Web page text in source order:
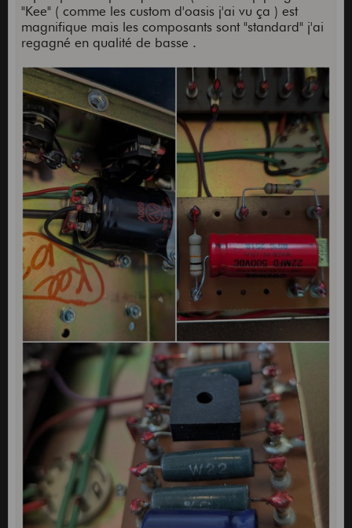
"Kee" ( comme les custom d'oasis j'ai vu ça ) est
magnifique mais les composants sont "standard" j'ai
regagné en qualité de basse .